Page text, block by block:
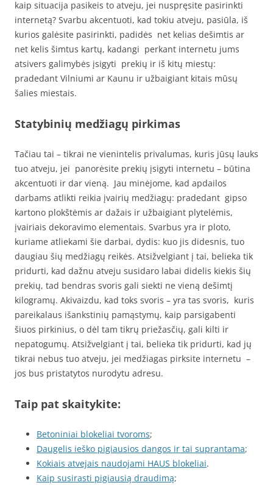
kaip situacija pasikeis to atveju, jei nuspręsite pasirinkti
internetą? Svarbu akcentuoti, kad tokiu atveju, pasiūla, iš
kurios galėsite pasirinkti, padidės net kelias dešimtis ar
net kelis šimtus kartų, kadangi perkant internetu jums
atsivers galimybės įsigyti prekių ir iš kitų miestų:
pradedant Vilniumi ar Kaunu ir užbaigiant kitais mūsų
šalies miestais.
Statybinių medžiagų pirkimas
Tačiau tai – tikrai ne vienintelis privalumas, kuris jūsų lauks
tuo atveju, jei panorėsite prekių įsigyti internetu – būtina
akcentuoti ir dar vieną. Jau minėjome, kad apdailos
darbams atlikti reikia įvairių medžiagų: pradedant gipso
kartono plokštėmis ar dažais ir užbaigiant plytelėmis,
įvairiais dekoravimo elementais. Svarbus yra ir ploto,
kuriame atliekami šie darbai, dydis: kuo jis didesnis, tuo
daugiau šių medžiagų reikės. Atsižvelgiant į tai, belieka tik
pridurti, kad dažnu atveju susidaro labai didelis kiekis šių
prekių, tad bendras svoris gali siekti ne vieną dešimtį
kilogramų. Akivaizdu, kad toks svoris – yra tas svoris, kuris
pareikalaus išankstinių pamąstymų, kaip parsigabenti
šiuos pirkinius, o dėl tam tikrų priežasčių, gali kilti ir
nepatogumų. Atsižvelgiant į tai, belieka tik pridurti, kad jų
tikrai nebus tuo atveju, jei medžiagas pirksite internetu –
jos bus pristatytos nurodytu adresu.
Taip pat skaitykite:
Betoniniai blokeliai tvoroms;
Daugelis ieško pigiausios dangos ir tai suprantama;
Kokiais atvejais naudojami HAUS blokeliai.
Kaip susirasti pigiausią draudimą;